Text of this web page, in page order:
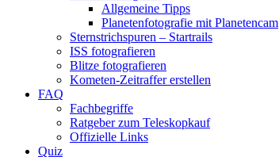
Allgemeine Tipps
Planetenfotografie mit Planetencam
Sternstrichspuren – Startrails
ISS fotografieren
Blitze fotografieren
Kometen-Zeitraffer erstellen
FAQ
Fachbegriffe
Ratgeber zum Teleskopkauf
Offizielle Links
Quiz